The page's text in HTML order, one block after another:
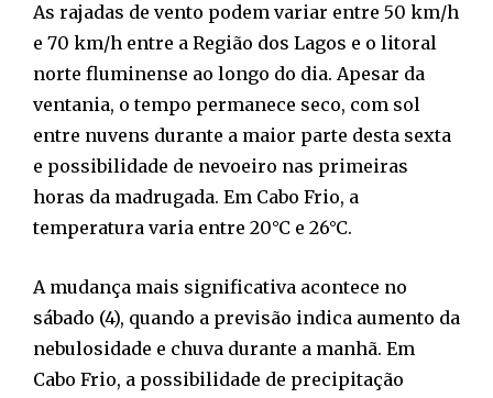
As rajadas de vento podem variar entre 50 km/h
e 70 km/h entre a Região dos Lagos e o litoral
norte fluminense ao longo do dia. Apesar da
ventania, o tempo permanece seco, com sol
entre nuvens durante a maior parte desta sexta
e possibilidade de nevoeiro nas primeiras
horas da madrugada. Em Cabo Frio, a
temperatura varia entre 20°C e 26°C.
A mudança mais significativa acontece no
sábado (4), quando a previsão indica aumento da
nebulosidade e chuva durante a manhã. Em
Cabo Frio, a possibilidade de precipitação